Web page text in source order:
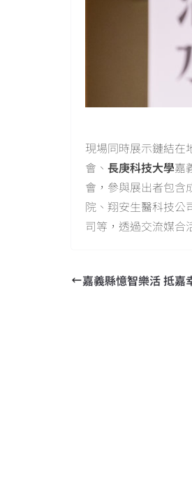
現場同時展示鏈結在
會、 長庚科技大學嘉
會，參與展出者包含
院、翔安生醫科技公
司等，透過交流媒合
嘉義縣憶智樂活 抵嘉